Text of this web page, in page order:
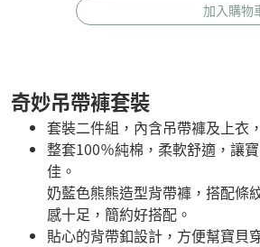
加入購物
奇妙吊帶褲套裝
套裝二件組，內含吊帶褲及上衣
整套100％純棉，柔軟舒適，讓
佳。
奶藍色熊熊造型背帶褲，搭配條
感十足，簡約好搭配。
貼心的背帶釦設計，方便幫寶貝